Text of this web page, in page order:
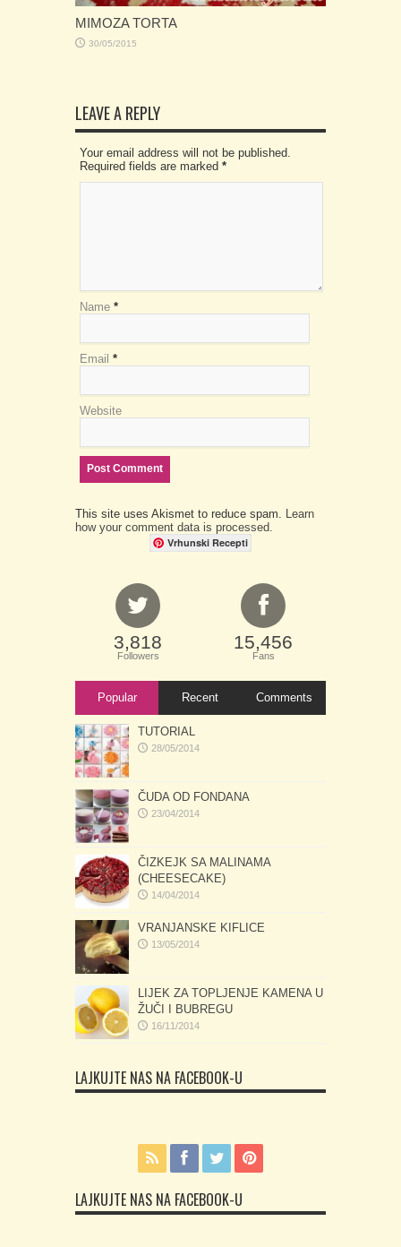
MIMOZA TORTA
30/05/2015
LEAVE A REPLY
Your email address will not be published.
Required fields are marked *
Name *
Email *
Website
This site uses Akismet to reduce spam. Learn
how your comment data is processed.
Vrhunski Recepti
3,818
Followers
15,456
Fans
Popular Recent Comments
TUTORIAL
28/05/2014
ČUDA OD FONDANA
23/04/2014
ČIZKEJK SA MALINAMA
(CHEESECAKE)
14/04/2014
VRANJANSKE KIFLICE
13/05/2014
LIJEK ZA TOPLJENJE KAMENA U
ŽUČI I BUBREGU
16/11/2014
LAJKUJTE NAS NA FACEBOOK-U
LAJKUJTE NAS NA FACEBOOK-U